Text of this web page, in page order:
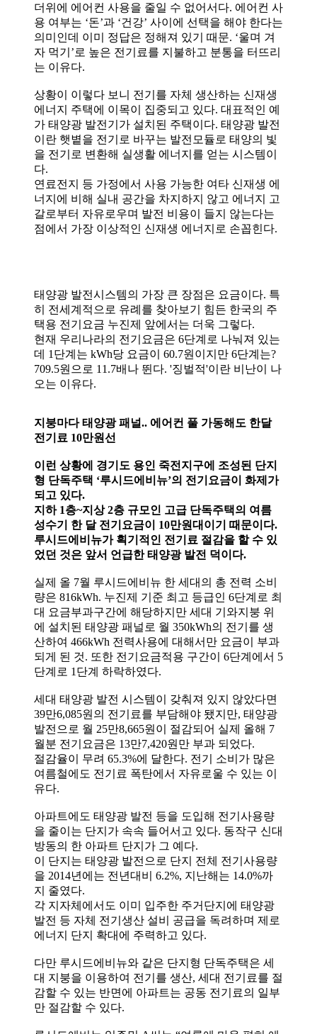
더위에 에어컨 사용을 줄일 수 없어서다. 에어컨 사
용 여부는 ‘돈’과 ‘건강’ 사이에 선택을 해야 한다는
의미인데 이미 정답은 정해져 있기 때문. ‘울며 겨
자 먹기’로 높은 전기료를 지불하고 분통을 터뜨리
는 이유다.
상황이 이렇다 보니 전기를 자체 생산하는 신재생
에너지 주택에 이목이 집중되고 있다. 대표적인 예
가 태양광 발전기가 설치된 주택이다. 태양광 발전
이란 햇볕을 전기로 바꾸는 발전모듈로 태양의 빛
을 전기로 변환해 실생활 에너지를 얻는 시스템이
다.
연료전지 등 가정에서 사용 가능한 여타 신재생 에
너지에 비해 실내 공간을 차지하지 않고 에너지 고
갈로부터 자유로우며 발전 비용이 들지 않는다는
점에서 가장 이상적인 신재생 에너지로 손꼽힌다.
태양광 발전시스템의 가장 큰 장점은 요금이다. 특
히 전세계적으로 유례를 찾아보기 힘든 한국의 주
택용 전기요금 누진제 앞에서는 더욱 그렇다.
현재 우리나라의 전기요금은 6단계로 나눠져 있는
데 1단계는 kWh당 요금이 60.7원이지만 6단계는?
709.5원으로 11.7배나 뛴다. '징벌적'이란 비난이 나
오는 이유다.
지붕마다 태양광 패널.. 에어컨 풀 가동해도 한달
전기료 10만원선
이런 상황에 경기도 용인 죽전지구에 조성된 단지
형 단독주택 ‘루시드에비뉴’의 전기요금이 화제가
되고 있다.
지하 1층~지상 2층 규모인 고급 단독주택의 여름
성수기 한 달 전기요금이 10만원대이기 때문이다.
루시드에비뉴가 획기적인 전기료 절감을 할 수 있
었던 것은 앞서 언급한 태양광 발전 덕이다.
실제 올 7월 루시드에비뉴 한 세대의 총 전력 소비
량은 816kWh. 누진제 기준 최고 등급인 6단계로 최
대 요금부과구간에 해당하지만 세대 기와지붕 위
에 설치된 태양광 패널로 월 350kWh의 전기를 생
산하여 466kWh 전력사용에 대해서만 요금이 부과
되게 된 것. 또한 전기요금적용 구간이 6단계에서 5
단계로 1단계 하락하였다.
세대 태양광 발전 시스템이 갖춰져 있지 않았다면
39만6,085원의 전기료를 부담해야 됐지만, 태양광
발전으로 월 25만8,665원이 절감되어 실제 올해 7
월분 전기요금은 13만7,420원만 부과 되었다.
절감율이 무려 65.3%에 달한다. 전기 소비가 많은
여름철에도 전기료 폭탄에서 자유로울 수 있는 이
유다.
아파트에도 태양광 발전 등을 도입해 전기사용량
을 줄이는 단지가 속속 들어서고 있다. 동작구 신대
방동의 한 아파트 단지가 그 예다.
이 단지는 태양광 발전으로 단지 전체 전기사용량
을 2014년에는 전년대비 6.2%, 지난해는 14.0%까
지 줄였다.
각 지자체에서도 이미 입주한 주거단지에 태양광
발전 등 자체 전기생산 설비 공급을 독려하며 제로
에너지 단지 확대에 주력하고 있다.
다만 루시드에비뉴와 같은 단지형 단독주택은 세
대 지붕을 이용하여 전기를 생산, 세대 전기료를 절
감할 수 있는 반면에 아파트는 공동 전기료의 일부
만 절감할 수 있다.